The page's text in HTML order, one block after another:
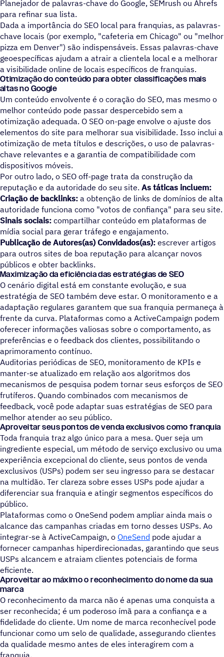
Planejador de palavras-chave do Google, SEMrush ou Ahrefs
para refinar sua lista.
Dada a importância do SEO local para franquias, as palavras-
chave locais (por exemplo, "cafeteria em Chicago" ou "melhor
pizza em Denver") são indispensáveis. Essas palavras-chave
geoespecíficas ajudam a atrair a clientela local e a melhorar
a visibilidade online de locais específicos de franquias.
Otimização do conteúdo para obter classificações mais
altas no Google
Um conteúdo envolvente é o coração do SEO, mas mesmo o
melhor conteúdo pode passar despercebido sem a
otimização adequada. O SEO on-page envolve o ajuste dos
elementos do site para melhorar sua visibilidade. Isso inclui a
otimização de meta títulos e descrições, o uso de palavras-
chave relevantes e a garantia de compatibilidade com
dispositivos móveis.
Por outro lado, o SEO off-page trata da construção da
reputação e da autoridade do seu site. As táticas incluem:
Criação de backlinks: a obtenção de links de domínios de alta
autoridade funciona como "votos de confiança" para seu site.
Sinais sociais: compartilhar conteúdo em plataformas de
mídia social para gerar tráfego e engajamento.
Publicação de Autores(as) Convidados(as): escrever artigos
para outros sites de boa reputação para alcançar novos
públicos e obter backlinks.
Maximização da eficiência das estratégias de SEO
O cenário digital está em constante evolução, e sua
estratégia de SEO também deve estar. O monitoramento e a
adaptação regulares garantem que sua franquia permaneça à
frente da curva. Plataformas como a ActiveCampaign podem
oferecer informações valiosas sobre o comportamento, as
preferências e o feedback dos clientes, possibilitando o
aprimoramento contínuo.
Auditorias periódicas de SEO, monitoramento de KPIs e
manter-se atualizado em relação aos algoritmos dos
mecanismos de pesquisa podem tornar seus esforços de SEO
frutíferos. Quando combinados com mecanismos de
feedback, você pode adaptar suas estratégias de SEO para
melhor atender ao seu público.
Aproveitar seus pontos de venda exclusivos como franquia
Toda franquia traz algo único para a mesa. Quer seja um
ingrediente especial, um método de serviço exclusivo ou uma
experiência excepcional do cliente, seus pontos de venda
exclusivos (USPs) podem ser seu ingresso para se destacar
na multidão. Ter clareza sobre esses USPs pode ajudar a
diferenciar sua franquia e atingir segmentos específicos do
público.
Plataformas como o OneSend podem ampliar ainda mais o
alcance das campanhas criadas em torno desses USPs. Ao
integrar-se à ActiveCampaign, o OneSend pode ajudar a
fornecer campanhas hiperdirecionadas, garantindo que seus
USPs alcancem e atraiam clientes potenciais de forma
eficiente.
Aproveitar ao máximo o reconhecimento do nome da sua
marca
O reconhecimento da marca não é apenas uma conquista a
ser reconhecida; é um poderoso ímã para a confiança e a
fidelidade do cliente. Um nome de marca reconhecível pode
funcionar como um selo de qualidade, assegurando clientes
da qualidade mesmo antes de eles interagirem com a
franquia.